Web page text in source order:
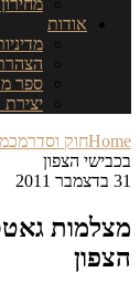
אודות
מדיניות
הצהרת
ספר
יצירת קשר
חוק וסדר מכמונות
הצפון
גאטסו